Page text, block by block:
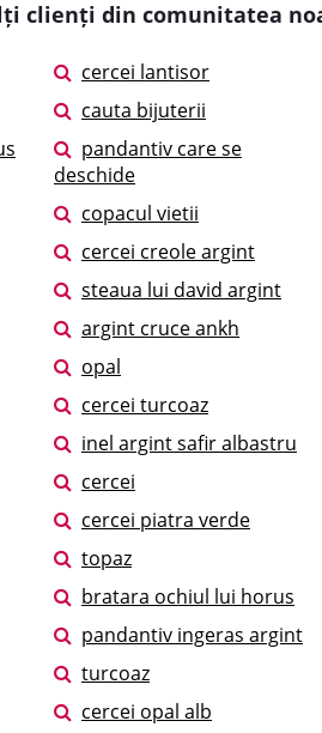
clienți din comunitatea
cercei lantisor
cauta bijuterii
pandantiv care se
deschide
copacul vietii
cercei creole argint
steaua lui david argint
argint cruce ankh
opal
cercei turcoaz
inel argint safir albastru
cercei
cercei piatra verde
topaz
bratara ochiul lui horus
pandantiv ingeras argint
turcoaz
cercei opal alb